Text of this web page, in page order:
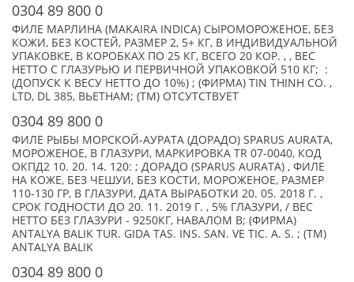
0304 89 800 0
ФИЛЕ МАРЛИНА (MAKAIRA INDICA) СЫРОМОРОЖЕНОЕ, БЕЗ
КОЖИ, БЕЗ КОСТЕЙ, РАЗМЕР 2, 5+ КГ, В ИНДИВИДУАЛЬНОЙ
УПАКОВКЕ, В КОРОБКАХ ПО 25 КГ, ВСЕГО 20 КОР. , , ВЕС
НЕТТО С ГЛАЗУРЬЮ И ПЕРВИЧНОЙ УПАКОВКОЙ 510 КГ; :
(ДОПУСК К ВЕСУ НЕТТО ДО 10%) ; (ФИРМА) TIN THINH CO. ,
LTD, DL 385, ВЬЕТНАМ; (TM) ОТСУТСТВУЕТ
0304 89 800 0
ФИЛЕ РЫБЫ МОРСКОЙ-АУРАТА (ДОРАДО) SPARUS AURATA,
МОРОЖЕНОЕ, В ГЛАЗУРИ, МАРКИРОВКА TR 07-0040, КОД
ОКПД2 10. 20. 14. 120: ; ДОРАДО (SPARUS AURATA) , ФИЛЕ
НА КОЖЕ, БЕЗ ЧЕШУИ, БЕЗ КОСТИ, МОРОЖЕНОЕ, РАЗМЕР
110-130 ГР, В ГЛАЗУРИ, ДАТА ВЫРАБОТКИ 20. 05. 2018 Г. ,
СРОК ГОДНОСТИ ДО 20. 11. 2019 Г. , 5% ГЛАЗУРИ, / ВЕС
НЕТТО БЕЗ ГЛАЗУРИ - 9250КГ, НАВАЛОМ В; (ФИРМА)
ANTALYA BALIK TUR. GIDA TAS. INS. SAN. VE TIC. A. S. ; (TM)
ANTALYA BALIK
0304 89 800 0